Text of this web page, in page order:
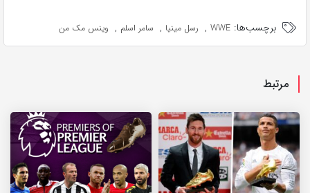
برچسب‌ها: WWE
, رسل مینیا , سامر اسلم , وینس مک من
مرتبط